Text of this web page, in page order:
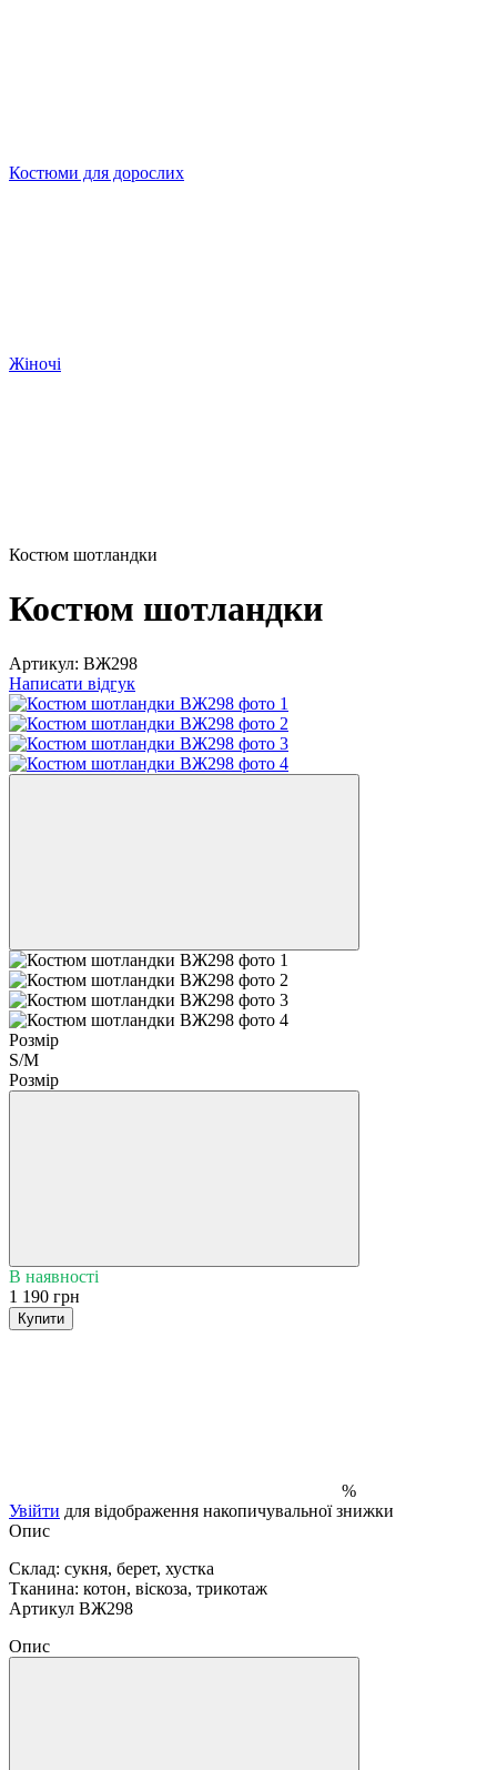
Костюми для дорослих
Жіночі
Костюм шотландки
Костюм шотландки
Артикул: ВЖ298
Написати відгук
Розмір
S/M
Розмір
В наявності
1 190 грн
Купити
%
Увійти для відображення накопичувальної знижки
Опис
Склад: сукня, берет, хустка
Тканина: котон, віскоза, трикотаж
Артикул ВЖ298
Опис